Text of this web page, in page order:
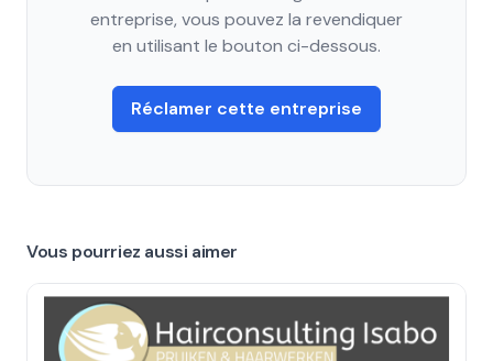
entreprise, vous pouvez la revendiquer
en utilisant le bouton ci-dessous.
Réclamer cette entreprise
Vous pourriez aussi aimer